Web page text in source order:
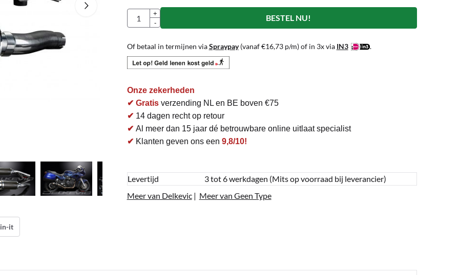
it
Aantal
+
-
BESTEL NU!
Of betaal in termijnen viaSpraypay(vanaf€16,73p/m) of in 3x via IN3 .
Onze zekerheden
✔ Gratisverzending NL en BE boven €75
✔ 14 dagen recht op retour
✔ Al meer dan 15 jaar dé betrouwbare online uitlaat specialist
✔ Klanten geven ons een 9,8/10!
Levertijd
3 tot 6 werkdagen (Mits op voorraad bij leverancier)
Meer van Delkevic| Meer van Geen Type